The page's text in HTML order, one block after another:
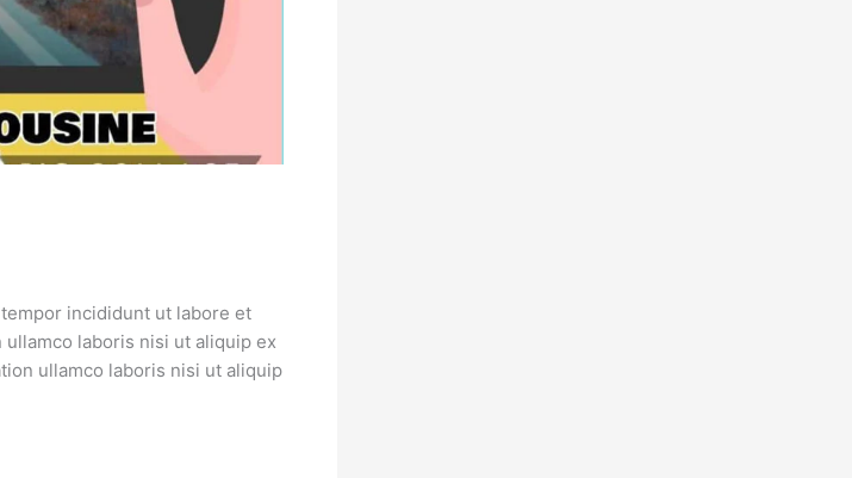
incididunt ut labore et
laboris nisi ut aliquip ex
ullamco laboris nisi ut aliquip